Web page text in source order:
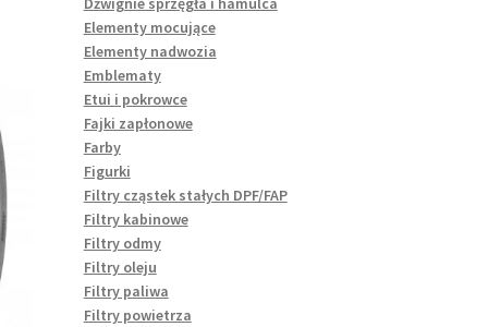
Elementy mocujące
Elementy nadwozia
Emblematy
Etui i pokrowce
Fajki zapłonowe
Farby
Figurki
Filtry cząstek stałych DPF/FAP
Filtry kabinowe
Filtry odmy
Filtry oleju
Filtry paliwa
Filtry powietrza